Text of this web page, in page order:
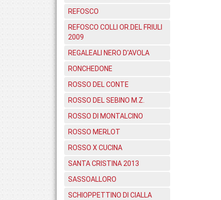
REFOSCO
REFOSCO COLLI OR.DEL FRIULI
2009
REGALEALI NERO D'AVOLA
RONCHEDONE
ROSSO DEL CONTE
ROSSO DEL SEBINO M.Z.
ROSSO DI MONTALCINO
ROSSO MERLOT
ROSSO X CUCINA
SANTA CRISTINA 2013
SASSOALLORO
SCHIOPPETTINO DI CIALLA